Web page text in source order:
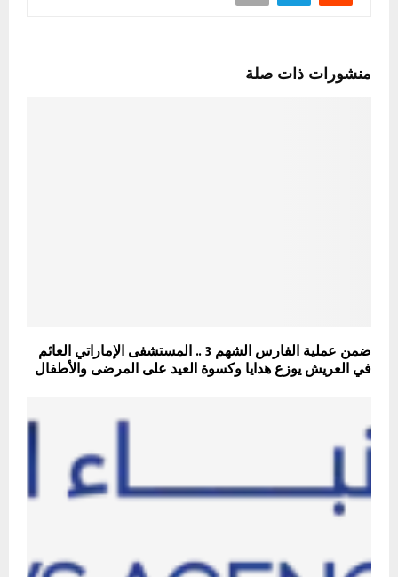
منشورات ذات صلة
ضمن عملية الفارس الشهم 3 .. المستشفى الإماراتي العائم
في العريش يوزع هدايا وكسوة العيد على المرضى والأطفال